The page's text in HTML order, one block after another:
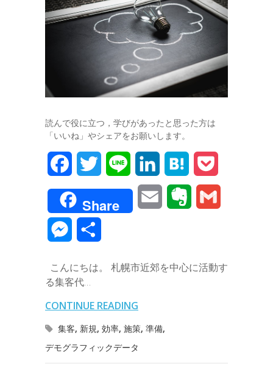
読んで役に立つ，学びがあったと思った方は
「いいね」やシェアをお願いします。
a
c
e
b
o
o
k
w
i
r
i
n
i
n
e
n
a
t
n
o
c
e
Share
i
r
e
i
s
s
e
n
こんにちは。 札幌市近郊を中心に活動す
る集客代…
CONTINUE READING
集客, 新規, 効率, 施策, 準備,
デモグラフィックデータ